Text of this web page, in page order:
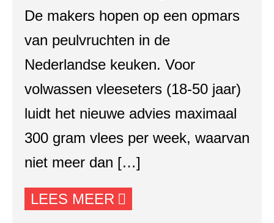
De makers hopen op een opmars
van peulvruchten in de
Nederlandse keuken. Voor
volwassen vleeseters (18-50 jaar)
luidt het nieuwe advies maximaal
300 gram vlees per week, waarvan
niet meer dan […]
LEES MEER